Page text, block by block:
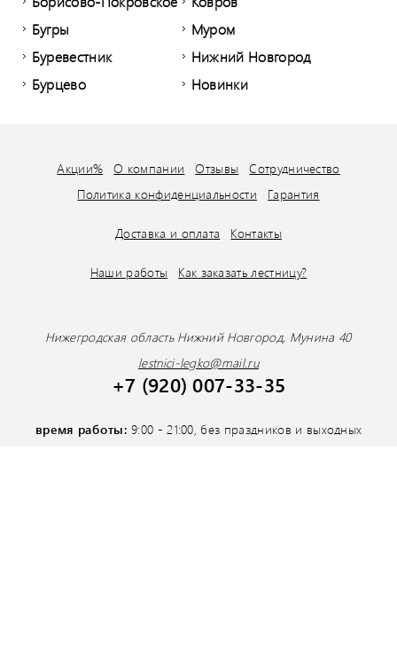
Бугры
Буревестник
Бурцево
Муром
Нижний Новгород
Новинки
Акции% О компании Отзывы
Сотрудничество
Политика конфиденциальности
Гарантия
Доставка и оплата Контакты
Наши работы Как заказать лестницу?
Нижегродская область Нижний Новгород, Мунина 40
lestnici-legko@mail.ru
+7 (920) 007-33-35
время работы: 9:00 - 21:00, без праздников и выходных